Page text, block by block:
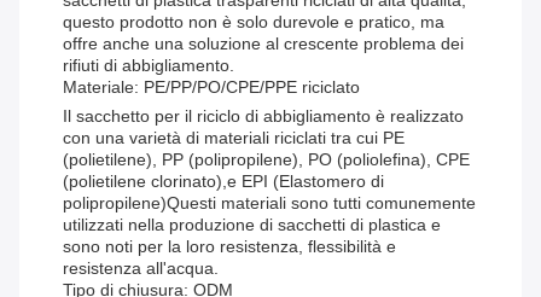
questo prodotto non è solo durevole e pratico, ma
offre anche una soluzione al crescente problema dei
rifiuti di abbigliamento.
Materiale: PE/PP/PO/CPE/PPE riciclato
Il sacchetto per il riciclo di abbigliamento è realizzato
con una varietà di materiali riciclati tra cui PE
(polietilene), PP (polipropilene), PO (poliolefina), CPE
(polietilene clorinato),e EPI (Elastomero di
polipropilene)Questi materiali sono tutti comunemente
utilizzati nella produzione di sacchetti di plastica e
sono noti per la loro resistenza, flessibilità e
resistenza all'acqua.
Tipo di chiusura: ODM